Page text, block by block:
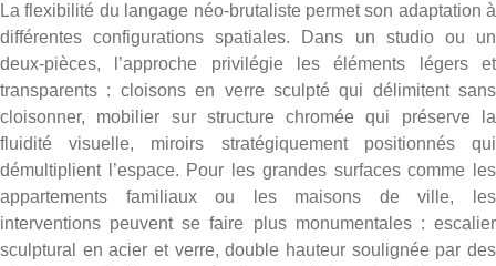
La flexibilité du langage néo-brutaliste permet son adaptation à
différentes configurations spatiales. Dans un studio ou un
deux-pièces, l’approche privilégie les éléments légers et
transparents : cloisons en verre sculpté qui délimitent sans
cloisonner, mobilier sur structure chromée qui préserve la
fluidité visuelle, miroirs stratégiquement positionnés qui
démultiplient l’espace. Pour les grandes surfaces comme les
appartements familiaux ou les maisons de ville, les
interventions peuvent se faire plus monumentales : escalier
sculptural en acier et verre, double hauteur soulignée par des